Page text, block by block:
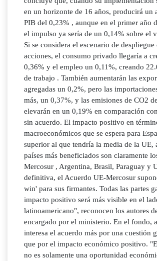
en un horizonte de 16 años, producirá un
PIB del 0,23% , aunque en el primer año
el impulso ya sería de un 0,14% sobre el
Si se considera el escenario de despliegue
acciones, el consumo privado llegaría a
0,36% y el empleo un 0,11%, creando
de trabajo . También aumentarán las
agregadas un 0,2%, pero las
más, un 0,37%, y las emisiones de CO2
elevarán en un 0,19% en comparación
sin acuerdo. El impacto positivo en
macroeconómicos que se espera para
superior al que tendría la media de la UE,
países más beneficiados son claramente
Mercosur , Argentina, Brasil, Paraguay y
definitiva, el Acuerdo UE-Mercosur
win' para sus firmantes. Todas las partes
impacto positivo será más visible en el
latinoamericano", reconocen los autores
encargado por el ministerio. En el fondo,
interesa el acuerdo más por una cuestión
que por el impacto económico positivo.
no es solamente una oportunidad